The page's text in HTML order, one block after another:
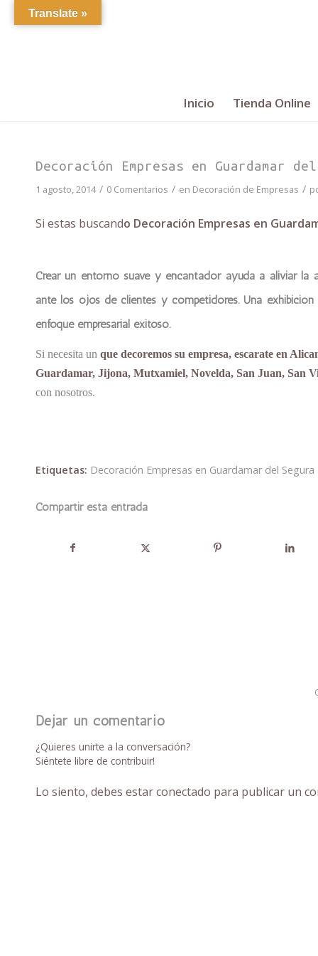
Inicio Tienda Online
Decoración Empresas en Guardamar
1 agosto, 2014 / 0 Comentarios / en Decoración de Empresas /
Si estas buscando Decoración Empresas en
Crear un entorno suave y encantador ayuda a aliviar la
ante los ojos de clientes y competidores. Una
enfoque empresarial exitoso.
Si necesita un que decoremos su empresa, escarate en
Guardamar, Jijona, Mutxamiel, Novelda, San Juan, San
con nosotros.
Etiquetas: Decoración Empresas en Guardamar del Segura
Compartir esta entrada
Dejar un comentario
¿Quieres unirte a la conversación?
Siéntete libre de contribuir!
Lo siento, debes estarconectado para publicar un
Translate »